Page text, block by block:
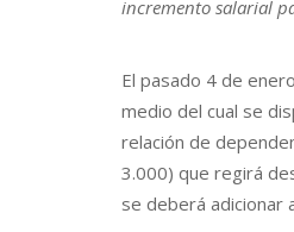
incremento salarial
El pasado 4 de
medio del cual se
relación de
3.000) que regirá
se deberá adicionar